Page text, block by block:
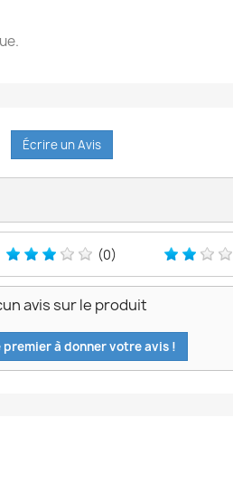
Écrire un Avis
(0)
avis sur le produit
premier à donner votre avis !